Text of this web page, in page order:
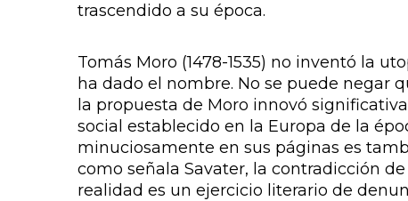
trascendido a su época.
Tomás Moro (1478-1535) no inventó la
ha dado el nombre. No se puede negar
la propuesta de Moro innovó
social establecido en la Europa de la
minuciosamente en sus páginas es
como señala Savater, la contradicción
realidad es un ejercicio literario de